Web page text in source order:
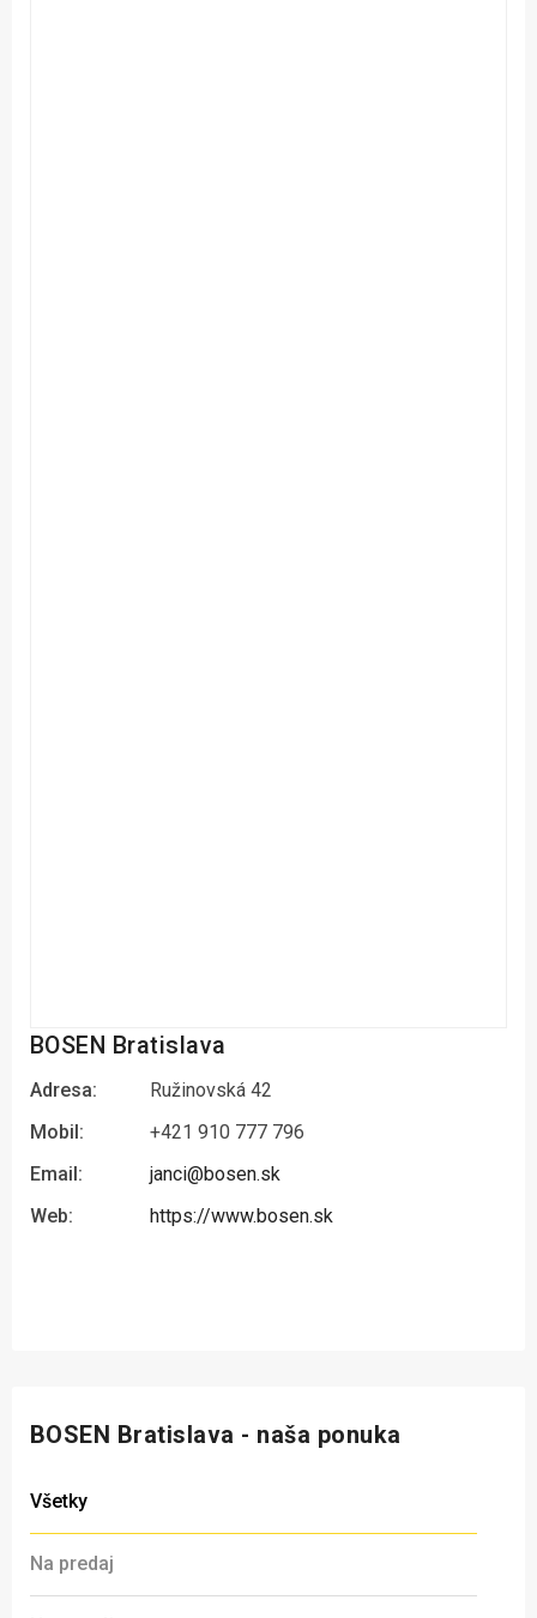
BOSEN Bratislava
Adresa:
Ružinovská 42
Mobil:
+421 910 777 796
Email:
janci@bosen.sk
Web:
https://www.bosen.sk
BOSEN Bratislava - naša ponuka
Všetky
Na predaj